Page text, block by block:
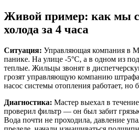
Живой пример: как мы
холода за 4 часа
Ситуация: Управляющая компания в
панике. На улице -5°C, а в одном из
теплые. Жильцы звонят в
грозят управляющую компанию
насос системы отопления работает, но
Диагностика: Мастер выехал в
проверил фильтр — он был забит
Вода почти не проходила, давление